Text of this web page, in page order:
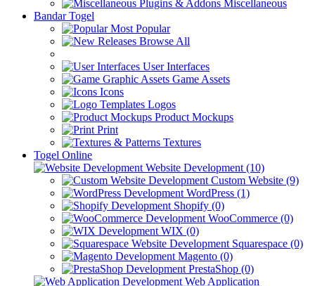
Miscellaneous
Bandar Togel
Most Popular
Browse All
User Interfaces
Game Assets
Icons
Logos
Product Mockups
Print
Textures
Togel Online
Website Development (10)
Custom Website (9)
WordPress (1)
Shopify (0)
WooCommerce (0)
WIX (0)
Squarespace (0)
Magento (0)
PrestaShop (0)
Web Application